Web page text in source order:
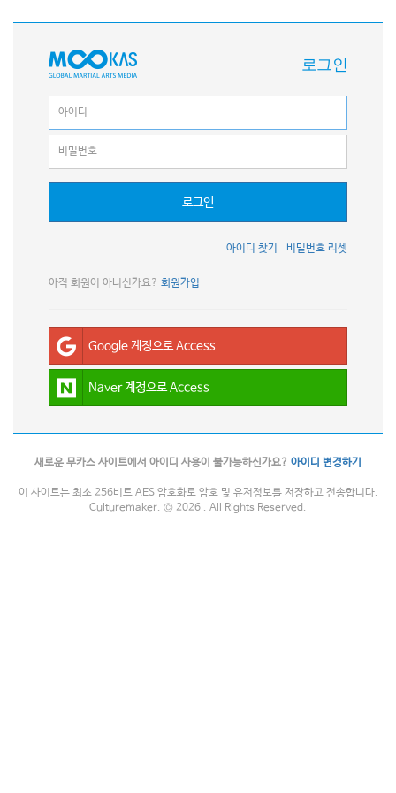
로그인
로그인
비밀번호 리셋
아이디 찾기
아직 회원이 아니신가요? 회원가입
Google 계정으로 Access
Naver 계정으로 Access
새로운 무카스 사이트에서 아이디 사용이 불가능하신가요? 아이디 변경하기
이 사이트는 최소 256비트 AES 암호화로 암호 및 유저정보를 저장하고 전송합니다.
Culturemaker. © 2026 . All Rights Reserved.